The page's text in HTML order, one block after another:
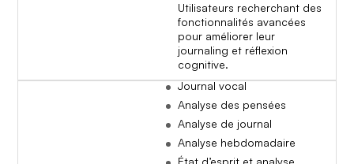
Utilisateurs recherchant des
fonctionnalités avancées
pour améliorer leur
journaling et réflexion
cognitive.
Journal vocal
Analyse des pensées
Analyse de journal
Analyse hebdomadaire